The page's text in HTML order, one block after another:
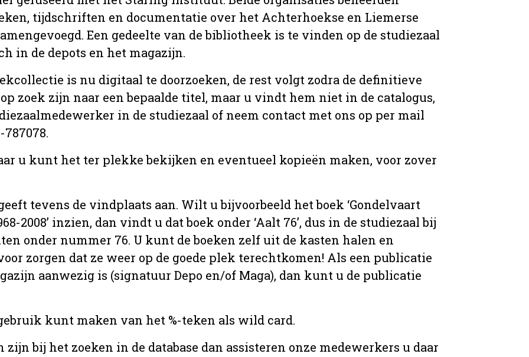
tijdschriften en documentatie over het Achterhoekse en Liemerse
Een gedeelte van de bibliotheek is te vinden op de studiezaal
in de depots en het magazijn.
is nu digitaal te doorzoeken, de rest volgt zodra de definitieve
zoek zijn naar een bepaalde titel, maar u vindt hem niet in de catalogus,
in de studiezaal of neem contact met ons op per mail
u kunt het ter plekke bekijken en eventueel kopieën maken, voor zover
tevens de vindplaats aan. Wilt u bijvoorbeeld het boek ‘Gondelvaart
2008’ inzien, dan vindt u dat boek onder ‘Aalt 76’, dus in de studiezaal bij
onder nummer 76. U kunt de boeken zelf uit de kasten halen en
zorgen dat ze weer op de goede plek terechtkomen! Als een publicatie
aanwezig is (signatuur Depo en/of Maga), dan kunt u de publicatie
kunt maken van het %-teken als wild card.
bij het zoeken in de database dan assisteren onze medewerkers u daar